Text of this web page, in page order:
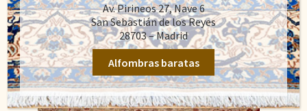
Av. Pirineos 27, Nave 6
San Sebastián de los Reyes
28703 – Madrid
Alfombras baratas